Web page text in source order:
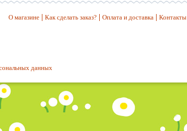
О магазине Как сделать заказ? Оплата и доставка Контакты
данных